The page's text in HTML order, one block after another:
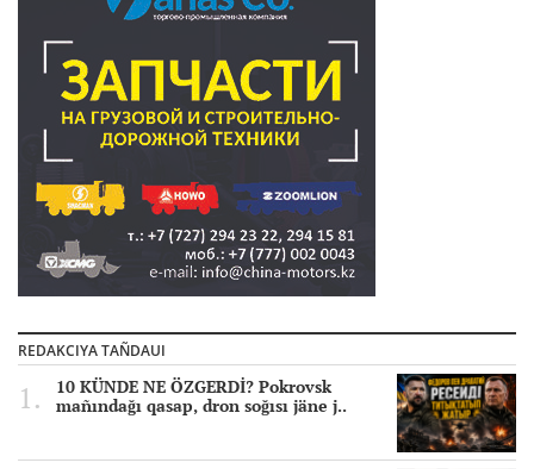
REDAKCIYA TAÑDAUI
10 KÜNDE NE ÖZGERDİ? Pokrovsk
mañındağı qasap, dron soğısı jäne j..